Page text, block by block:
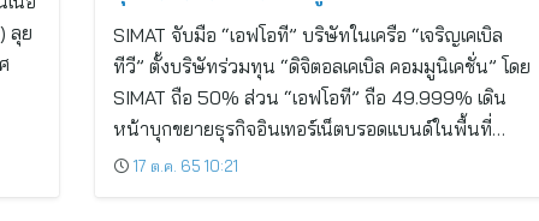
ลุย
SIMAT จับมือ “เอฟโอที” บริษัทในเครือ “เจริญเคเบิล
ทีวี” ตั้งบริษัทร่วมทุน “ดิจิตอลเคเบิล คอมมูนิเคชั่น” โดย
SIMAT ถือ 50% ส่วน “เอฟโอที” ถือ 49.999% เดิน
หน้าบุกขยายธุรกิจอินเทอร์เน็ตบรอดแบนด์ในพื้นที่…
17 ต.ค. 65 10:21